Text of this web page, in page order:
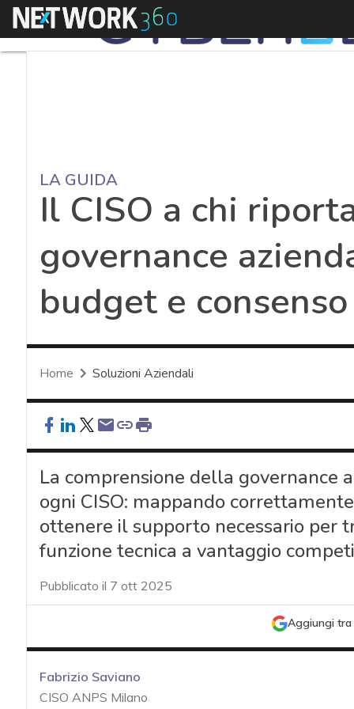
Menu
LA GUIDA
Il CISO a chi
governance
budget e consenso
Home Soluzioni Aziendali
La comprensione della governance
ogni CISO: mappando
ottenere il supporto necessario per
funzione tecnica a vantaggio
Pubblicato il 7 ott 2025
Aggiungi tra
Fabrizio Saviano
CISO ANPS Milano